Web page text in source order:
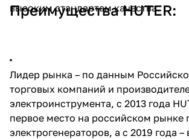
высоким стандартам качества.
Преимущества HUTER:
Лидер рынка – по данным
торговых компаний и
электроинструмента, с 2013 года
первое место на российском рынке
электрогенераторов, а с 2019 года –
8 800 302-02-51